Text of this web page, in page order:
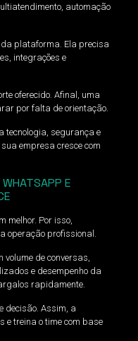
automação
plataforma. Ela precisa
integrações e
oferecido. Afinal, uma
por falta de orientação.
tecnologia, segurança e
empresa cresce com
WHATSAPP E
melhor. Por isso,
operação profissional.
de conversas,
e desempenho da
rapidamente.
decisão. Assim, a
e treina o time com base